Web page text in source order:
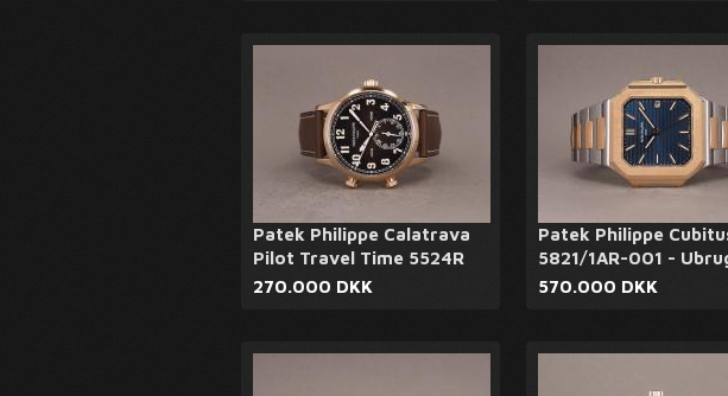
Patek Philippe Calatrava
Pilot Travel Time 5524R
270.000 DKK
Patek Philippe
5821/1AR-001 -
570.000 DKK